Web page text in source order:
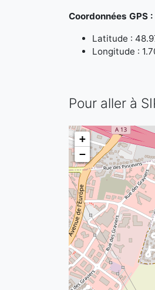
Coordonnées GPS :
Latitude :
Longitude :
Pour aller à
+
−